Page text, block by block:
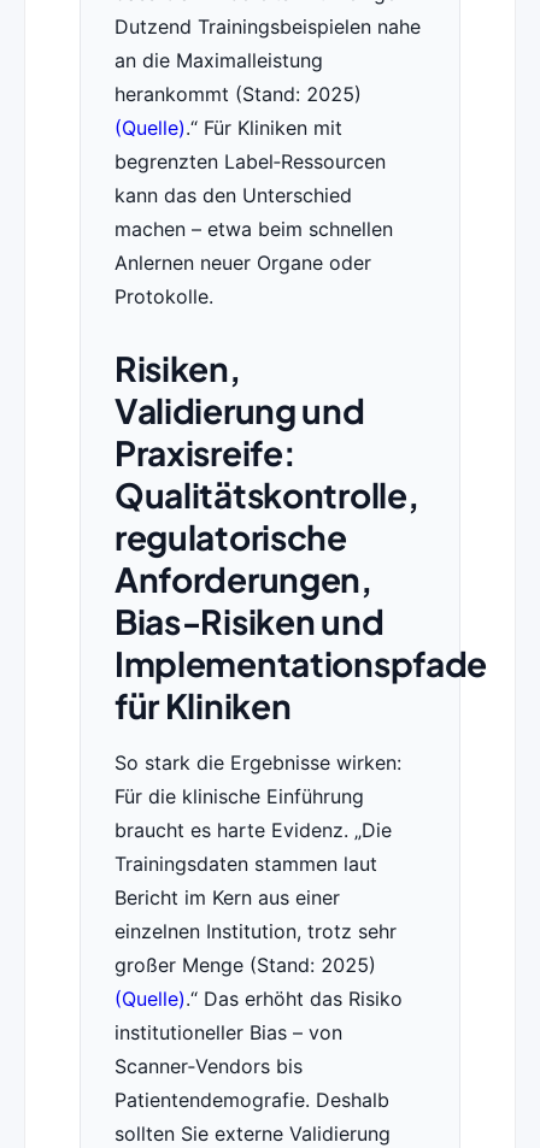
Dutzend Trainingsbeispielen nahe
an die Maximalleistung
herankommt (Stand: 2025)
(Quelle). Für Kliniken mit
begrenzten Label‑Ressourcen
kann das den Unterschied
machen – etwa beim schnellen
Anlernen neuer Organe oder
Protokolle.
Risiken,
Validierung und
Praxisreife:
Qualitätskontrolle,
regulatorische
Anforderungen,
Bias‑Risiken und
Implementationspfade
für Kliniken
So stark die Ergebnisse wirken:
Für die klinische Einführung
braucht es harte Evidenz. Die
Trainingsdaten stammen laut
Bericht im Kern aus einer
einzelnen Institution, trotz sehr
großer Menge (Stand: 2025)
(Quelle). Das erhöht das Risiko
institutioneller Bias – von
Scanner‑Vendors bis
Patientendemografie. Deshalb
sollten Sie externe Validierung